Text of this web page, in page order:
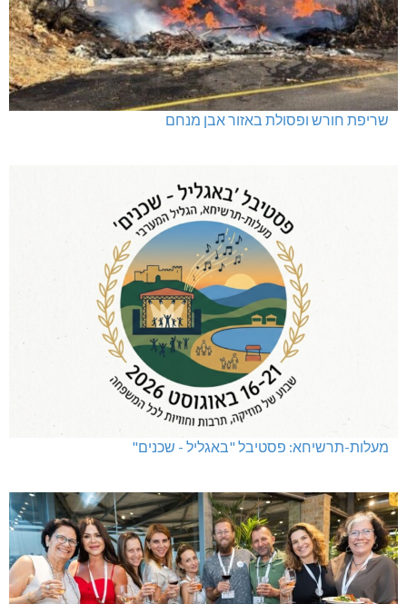
שריפת חורש ופסולת באזור אבן מנחם
מעלות-תרשיחא: פסטיבל "באגליל - שכנים"